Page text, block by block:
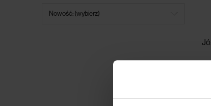
Nowość: (wybierz)